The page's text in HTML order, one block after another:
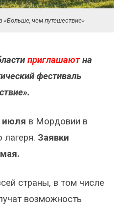
«Больше, чем путешествие»
приглашаютна
фестиваль
июля в Мордовии в
лагеря. Заявки
страны, в том числе
возможность